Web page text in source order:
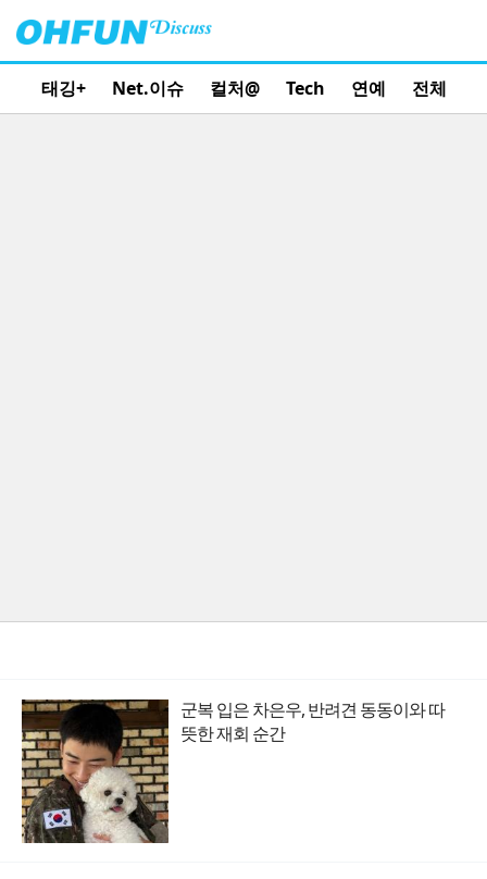
태깅+ Net.이슈 컬처@ Tech 연예 전체
군복 입은 차은우, 반려견 동동이와 따
뜻한 재회 순간